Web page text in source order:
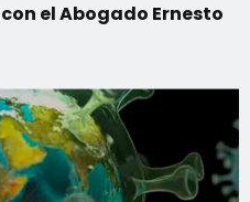
el Abogado Ernesto